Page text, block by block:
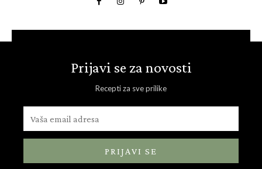
Prijavi se za novosti
Recepti za sve prilike
PRIJAVI SE